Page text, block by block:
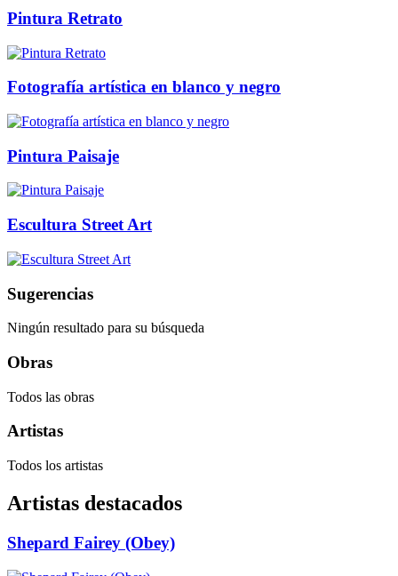
Pintura Retrato
Fotografía artística en blanco y negro
Pintura Paisaje
Escultura Street Art
Sugerencias
Ningún resultado para su búsqueda
Obras
Todos las obras
Artistas
Todos los artistas
Artistas destacados
Shepard Fairey (Obey)